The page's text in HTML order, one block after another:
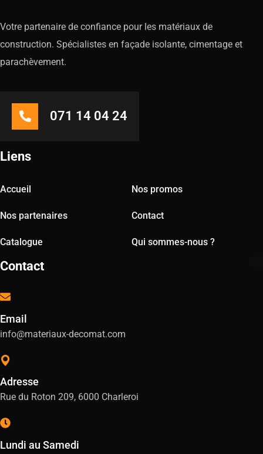
Votre partenaire de confiance pour les matériaux de
construction. Spécialistes en façade isolante, cimentage et
parachèvement.
071 14 04 24
Liens
Accueil Nos promos
Nos partenaires Contact
Catalogue Qui sommes-nous ?
Contact
Email
info@materiaux-decomat.com
Adresse
Rue du Roton 209, 6000 Charleroi
Lundi au Samedi